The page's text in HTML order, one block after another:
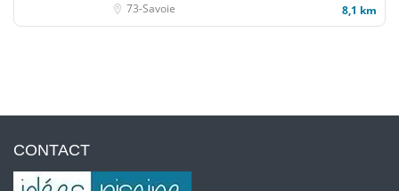
73-Savoie
8,1 km
CONTACT